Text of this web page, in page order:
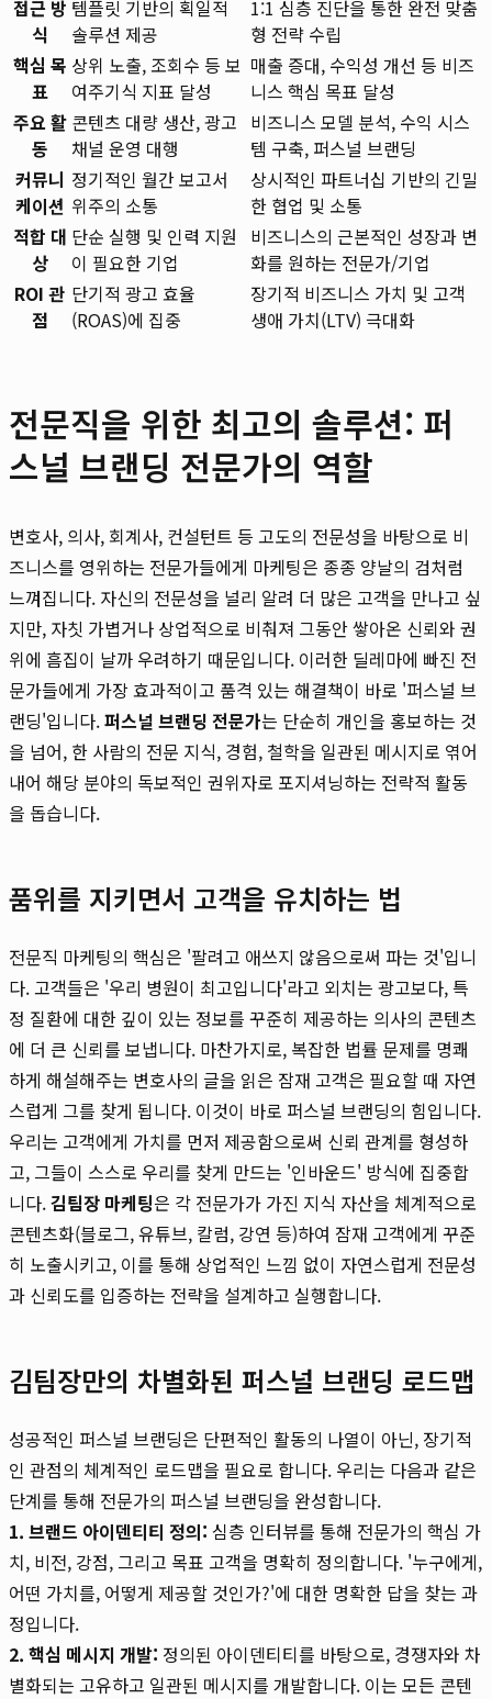
접근 방
식
템플릿 기반의 획일적
솔루션 제공
1:1 심층 진단을 통한 완전 맞춤
형 전략 수립
핵심 목
표
상위 노출, 조회수 등 보
여주기식 지표 달성
매출 증대, 수익성 개선 등 비즈
니스 핵심 목표 달성
주요 활
동
콘텐츠 대량 생산, 광고
채널 운영 대행
비즈니스 모델 분석, 수익 시스
템 구축, 퍼스널 브랜딩
커뮤니
케이션
정기적인 월간 보고서
위주의 소통
상시적인 파트너십 기반의 긴밀
한 협업 및 소통
적합 대
상
단순 실행 및 인력 지원
이 필요한 기업
비즈니스의 근본적인 성장과 변
화를 원하는 전문가/기업
ROI 관
점
단기적 광고 효율
(ROAS)에 집중
장기적 비즈니스 가치 및 고객
생애 가치(LTV) 극대화
전문직을 위한 최고의 솔루션: 퍼
스널 브랜딩 전문가의 역할
변호사, 의사, 회계사, 컨설턴트 등 고도의 전문성을 바탕으로 비
즈니스를 영위하는 전문가들에게 마케팅은 종종 양날의 검처럼
느껴집니다. 자신의 전문성을 널리 알려 더 많은 고객을 만나고 싶
지만, 자칫 가볍거나 상업적으로 비춰져 그동안 쌓아온 신뢰와 권
위에 흠집이 날까 우려하기 때문입니다. 이러한 딜레마에 빠진 전
문가들에게 가장 효과적이고 품격 있는 해결책이 바로 '퍼스널 브
랜딩'입니다.퍼스널 브랜딩 전문가는 단순히 개인을 홍보하는 것
을 넘어, 한 사람의 전문 지식, 경험, 철학을 일관된 메시지로 엮어
내어 해당 분야의 독보적인 권위자로 포지셔닝하는 전략적 활동
을 돕습니다.
품위를 지키면서 고객을 유치하는 법
전문직 마케팅의 핵심은 '팔려고 애쓰지 않음으로써 파는 것'입니
다. 고객들은 '우리 병원이 최고입니다'라고 외치는 광고보다, 특
정 질환에 대한 깊이 있는 정보를 꾸준히 제공하는 의사의 콘텐츠
에 더 큰 신뢰를 보냅니다. 마찬가지로, 복잡한 법률 문제를 명쾌
하게 해설해주는 변호사의 글을 읽은 잠재 고객은 필요할 때 자연
스럽게 그를 찾게 됩니다. 이것이 바로 퍼스널 브랜딩의 힘입니다.
우리는 고객에게 가치를 먼저 제공함으로써 신뢰 관계를 형성하
고, 그들이 스스로 우리를 찾게 만드는 '인바운드' 방식에 집중합
니다.김팀장 마케팅은 각 전문가가 가진 지식 자산을 체계적으로
콘텐츠화(블로그, 유튜브, 칼럼, 강연 등)하여 잠재 고객에게 꾸준
히 노출시키고, 이를 통해 상업적인 느낌 없이 자연스럽게 전문성
과 신뢰도를 입증하는 전략을 설계하고 실행합니다.
김팀장만의 차별화된 퍼스널 브랜딩 로드맵
성공적인 퍼스널 브랜딩은 단편적인 활동의 나열이 아닌, 장기적
인 관점의 체계적인 로드맵을 필요로 합니다. 우리는 다음과 같은
단계를 통해 전문가의 퍼스널 브랜딩을 완성합니다.
1. 브랜드 아이덴티티 정의: 심층 인터뷰를 통해 전문가의 핵심 가
치, 비전, 강점, 그리고 목표 고객을 명확히 정의합니다. '누구에게,
어떤 가치를, 어떻게 제공할 것인가?'에 대한 명확한 답을 찾는 과
정입니다.
2. 핵심 메시지 개발: 정의된 아이덴티티를 바탕으로, 경쟁자와 차
별화되는 고유하고 일관된 메시지를 개발합니다. 이는 모든 콘텐